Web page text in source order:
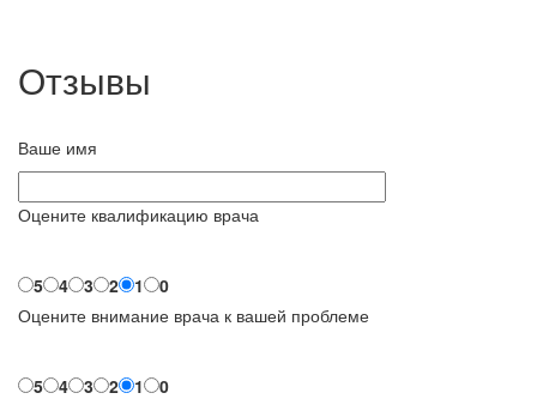
Отзывы
Ваше имя
Оцените квалификацию врача
5 4 3 2 1
0
Оцените внимание врача к вашей проблеме
5 4 3 2 1
0